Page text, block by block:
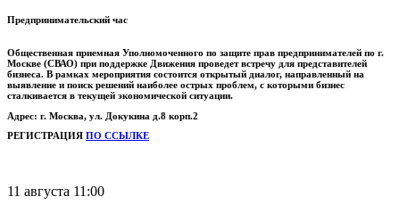
Предпринимательский час
Общественная приемная Уполномоченного по защите прав предпринимателей по г.
Москве (СВАО) при поддержке Движения проведет встречу для представителей
бизнеса. В рамках мероприятия состоится открытый диалог, направленный на
выявление и поиск решений наиболее острых проблем, с которыми бизнес
сталкивается в текущей экономической ситуации.
Адрес: г. Москва, ул. Докукина д.8 корп.2
РЕГИСТРАЦИЯ ПО ССЫЛКЕ
11 августа 11:00